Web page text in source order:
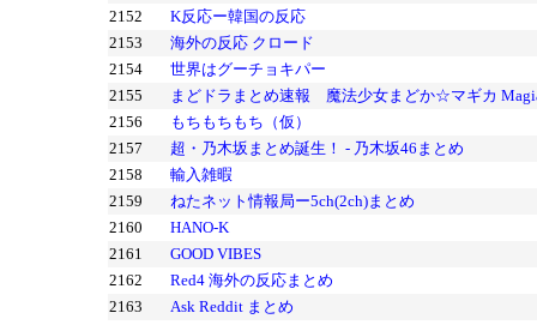
2152
K反応ー韓国の反応
2153
海外の反応 クロード
2154
世界はグーチョキパー
2155
まどドラまとめ速報 魔法少女まどか☆マギカ
2156
もちもちもち（仮）
2157
超・乃木坂まとめ誕生！ - 乃木坂46まとめ
2158
輸入雑暇
2159
ねたネット情報局ー5ch(2ch)まとめ
2160
HANO-K
2161
GOOD VIBES
2162
Red4 海外の反応まとめ
2163
Ask Reddit まとめ